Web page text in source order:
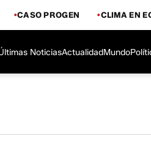
CASO PROGEN CLIMA EN
NoticiasActualidadMundo